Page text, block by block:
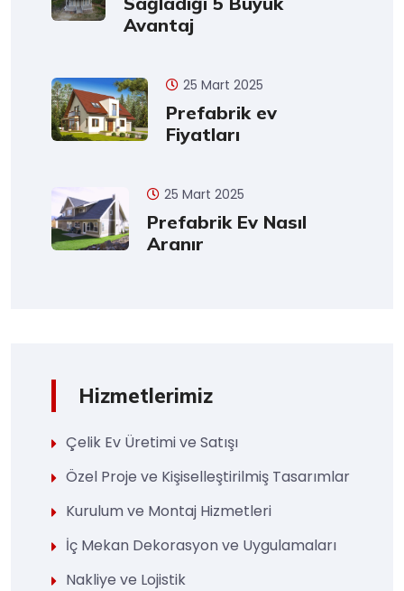
Avantaj
25 Mart 2025
Prefabrik ev
Fiyatları
25 Mart 2025
Prefabrik Ev Nasıl
Aranır
Hizmetlerimiz
Çelik Ev Üretimi ve Satışı
Özel Proje ve Kişiselleştirilmiş Tasarımlar
Kurulum ve Montaj Hizmetleri
İç Mekan Dekorasyon ve Uygulamaları
Nakliye ve Lojistik